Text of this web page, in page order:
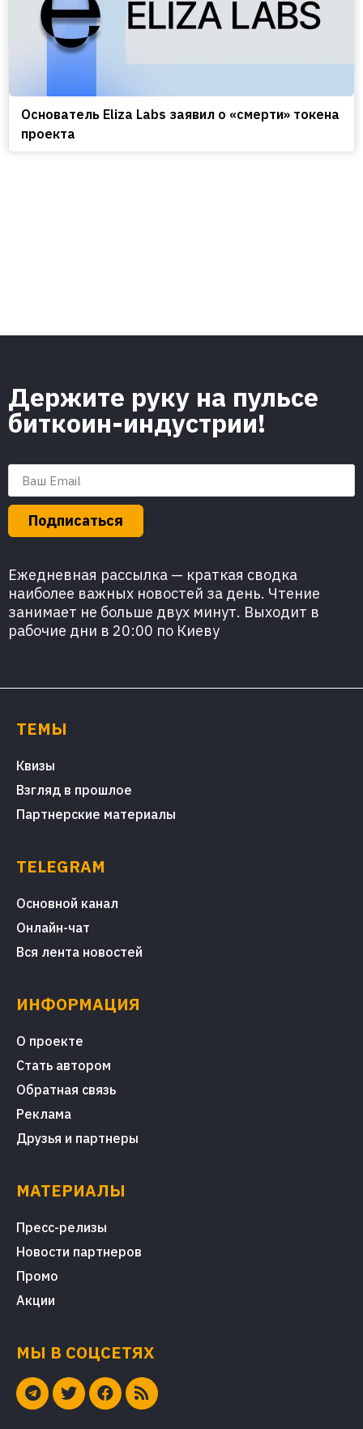
Основатель Eliza Labs заявил о «смерти» токена
проекта
Держите руку на пульсе
биткоин-индустрии!
Подписаться
Ежедневная рассылка — краткая сводка
наиболее важных новостей за день. Чтение
занимает не больше двух минут. Выходит в
рабочие дни в 20:00 по Киеву
ТЕМЫ
Квизы
Взгляд в прошлое
Партнерские материалы
TELEGRAM
Основной канал
Онлайн-чат
Вся лента новостей
ИНФОРМАЦИЯ
О проекте
Стать автором
Обратная связь
Реклама
Друзья и партнеры
МАТЕРИАЛЫ
Пресс-релизы
Новости партнеров
Промо
Акции
МЫ В СОЦСЕТЯХ